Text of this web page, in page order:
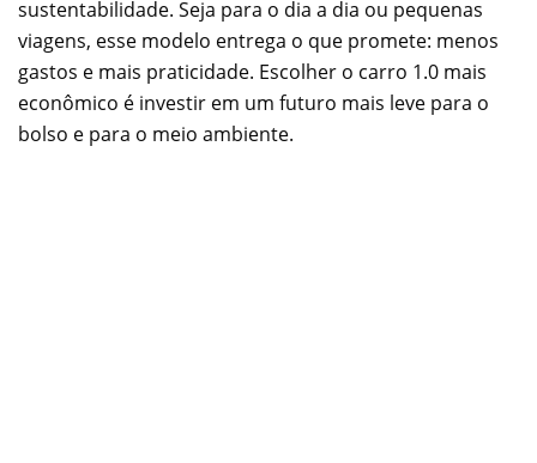
sustentabilidade. Seja para o dia a dia ou pequenas
viagens, esse modelo entrega o que promete: menos
gastos e mais praticidade. Escolher o carro 1.0 mais
econômico é investir em um futuro mais leve para o
bolso e para o meio ambiente.